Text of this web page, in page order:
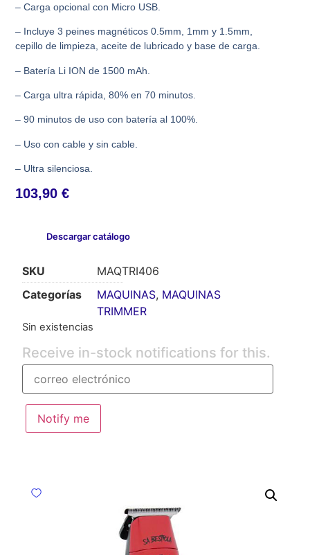
– Carga opcional con Micro USB.
– Incluye 3 peines magnéticos 0.5mm, 1mm y 1.5mm,
cepillo de limpieza, aceite de lubricado y base de carga.
– Batería Li ION de 1500 mAh.
– Carga ultra rápida, 80% en 70 minutos.
– 90 minutos de uso con batería al 100%.
– Uso con cable y sin cable.
– Ultra silenciosa.
103,90€
Descargar catálogo
SKU
MAQTRI406
Categorías
MAQUINAS, MAQUINAS
TRIMMER
Sin existencias
Receive in-stock notifications for this.
Notify me